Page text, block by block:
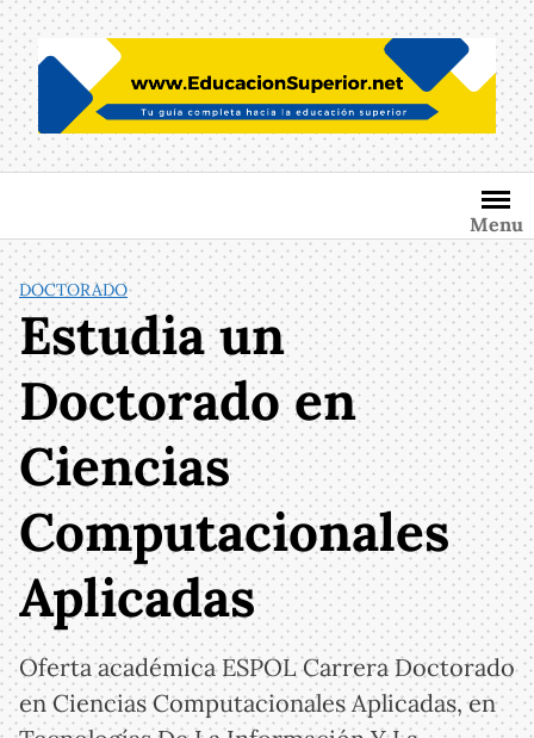
Saltar
al
contenido
Menu
DOCTORADO
Estudia un
Doctorado en
Ciencias
Computacionales
Aplicadas
Oferta académica ESPOL Carrera Doctorado
en Ciencias Computacionales Aplicadas, en